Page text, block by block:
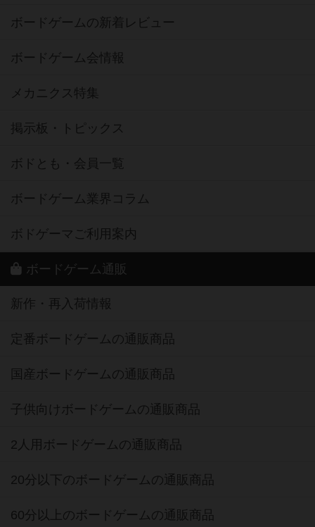
ボードゲームの新着レビュー
ボードゲーム会情報
メカニクス特集
掲示板・トピックス
ボドとも・会員一覧
ボードゲーム業界コラム
ボドゲーマご利用案内
ボードゲーム通販
新作・再入荷情報
定番ボードゲームの通販商品
国産ボードゲームの通販商品
子供向けボードゲームの通販商品
2人用ボードゲームの通販商品
20分以下のボードゲームの通販商品
60分以上のボードゲームの通販商品